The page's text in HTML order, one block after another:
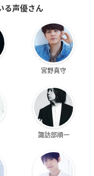
る声優さん
宮野真守
諏訪部順一